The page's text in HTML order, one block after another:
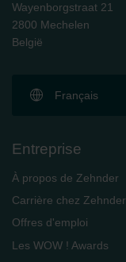
Wayenborgstraat 21
2800 Mechelen
België
Français
Entreprise
À propos de Zehnder
Carrière chez Zehnder
Offres d'emploi
Les WOW ! Awards